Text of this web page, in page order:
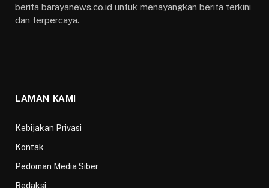
berita barayanews.co.id untuk menayangkan berita terkini
dan terpercaya.
LAMAN KAMI
Kebijakan Privasi
Kontak
Pedoman Media Siber
Redaksi